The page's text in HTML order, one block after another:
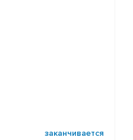
заканчивается